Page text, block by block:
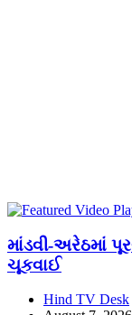
માંડવી-અરેઠમાં
ચૂકવાઈ
Hind TV Desk